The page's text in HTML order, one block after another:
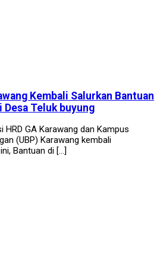
Kembali Salurkan Bantuan
Teluk buyung
GA Karawang dan Kampus
(UBP) Karawang kembali
Bantuan di […]